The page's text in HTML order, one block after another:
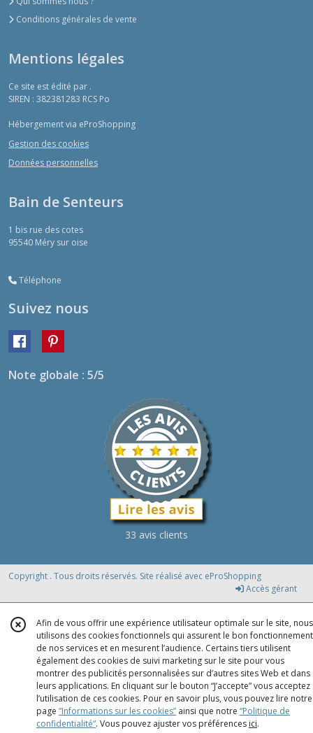
Conditions générales de vente
Mentions légales
Ce site est édité par .
SIREN : 382381283 RCS Po
Hébergement via eProShopping
Gestion des cookies
Données personnelles
Bain de Senteurs
1 bis rue des cotes
95540 Méry sur oise
Téléphone
Suivez nous
Note globale : 5/5
33 avis clients
Copyright . Tous droits réservés. Site réalisé avec eProShopping
Accès gérant
Afin de vous offrir une expérience utilisateur optimale sur le site, nous
utilisons des cookies fonctionnels qui assurent le bon fonctionnement
de nos services et en mesurent l’audience. Certains tiers utilisent
également des cookies de suivi marketing sur le site pour vous
montrer des publicités personnalisées sur d’autres sites Web et dans
leurs applications. En cliquant sur le bouton “J’accepte” vous acceptez
l’utilisation de ces cookies. Pour en savoir plus, vous pouvez lire notre
page “Informations sur les cookies” ainsi que notre “Politique de
confidentialité“. Vous pouvez ajuster vos préférences ici.